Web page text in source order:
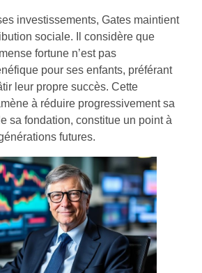
investissements, Gates maintient
sociale. Il considère que
fortune n’est pas
pour ses enfants, préférant
leur propre succès. Cette
à réduire progressivement sa
sa fondation, constitue un point à
futures.